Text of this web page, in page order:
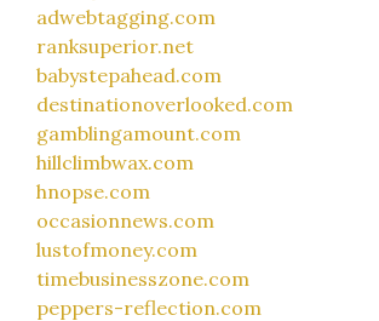
adwebtagging.com
ranksuperior.net
babystepahead.com
destinationoverlooked.com
gamblingamount.com
hillclimbwax.com
hnopse.com
occasionnews.com
lustofmoney.com
timebusinesszone.com
peppers-reflection.com